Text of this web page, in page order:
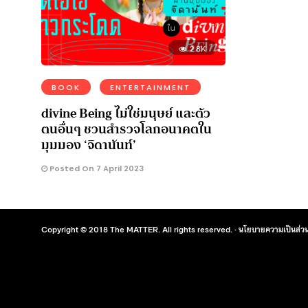
2.8K
BOOK ENTERTAINMENT
divine Being ไม่ใช่มนุษย์ และตัว
ตนอื่นๆ ชวนสำรวจโลกอนาคตใน
มุมมอง ‘จิดานันท์’
Posted On 7 April 2023
Copyright © 2018 The MATTER. All rights reserved. ·นโยบายความเป็นส่ว